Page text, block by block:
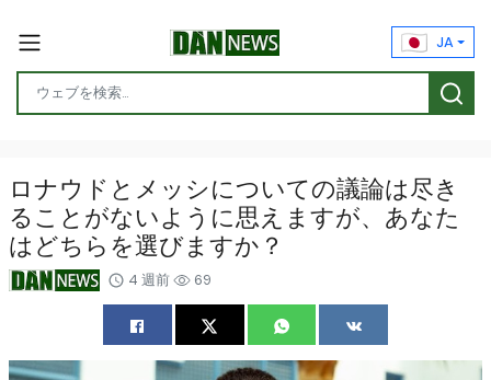
JA
ロナウドとメッシについての議論は尽き
ることがないように思えますが、あなた
はどちらを選びますか？
4 週前 69